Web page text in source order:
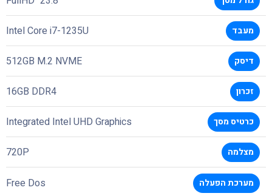
מעבד Intel Core i7-1235U
דיסק 512GB M.2 NVME
זכרון 16GB DDR4
כרטיס מסך Integrated Intel UHD Graphics
מצלמה 720P
מערכת הפעלה Free Dos